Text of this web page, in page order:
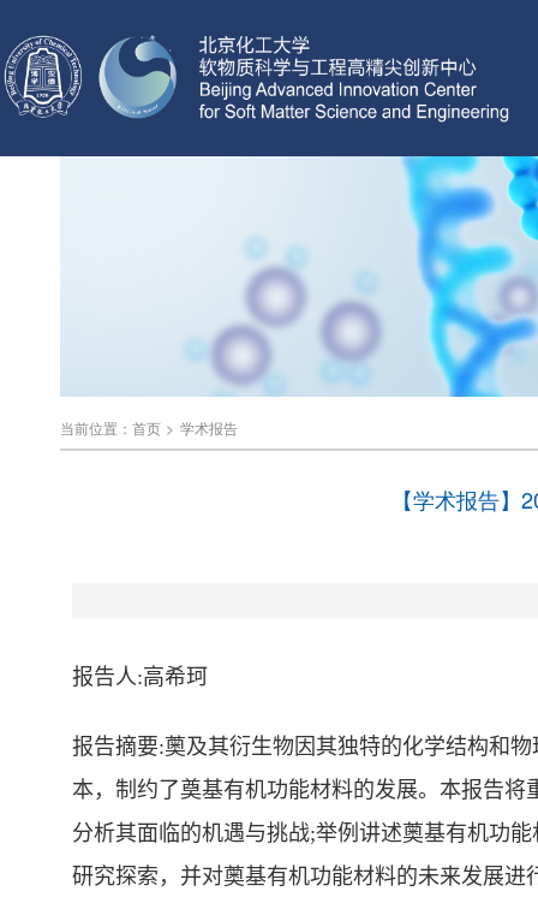
当前位置： 首页 > 学术报告
【学术报告
报告人:高希珂
报告摘要:薁及其衍生物因其独特的化学结构和
本，制约了奠基有机功能材料的发展。本报告
分析其面临的机遇与挑战;举例讲述薁基有机功
研究探索，并对薁基有机功能材料的未来发展进